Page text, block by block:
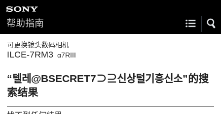
帮助指南
可更换镜头数码相机
ILCE-7RM3 α7RIII
“텔레@BSECRET7⊃⊇신상털기흥신소”的搜
索结果